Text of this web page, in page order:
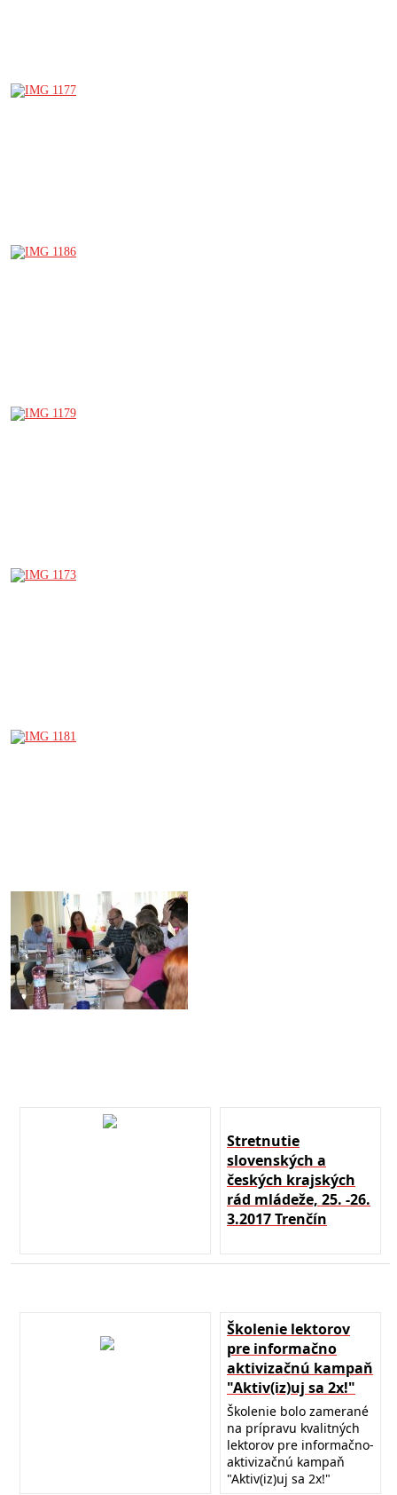
Stretnutie
slovenských a
českých krajských
rád mládeže, 25. -26.
3.2017 Trenčín
Školenie lektorov
pre informačno
aktivizačnú kampaň
"Aktiv(iz)uj sa 2x!"
Školenie bolo zamerané
na prípravu kvalitných
lektorov pre informačno-
aktivizačnú kampaň
"Aktiv(iz)uj sa 2x!"